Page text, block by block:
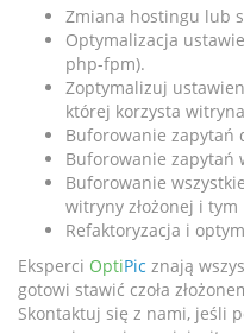
Zmiana hostingu lub
Optymalizacja
php-fpm).
Zoptymalizuj
której korzysta
Buforowanie zapytań
Buforowanie zapytań
Buforowanie
witryny złożonej i
Refaktoryzacja i
Eksperci OptiPic znają
gotowi stawić czoła
Skontaktuj się z nami, jeśli